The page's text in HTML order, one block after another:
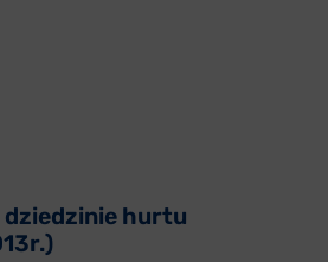
dziedzinie hurtu